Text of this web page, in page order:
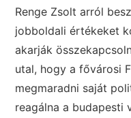
Renge Zsolt arról
jobboldali értékeket
akarják
utal, hogy a fővárosi
megmaradni saját
reagálna a budapesti